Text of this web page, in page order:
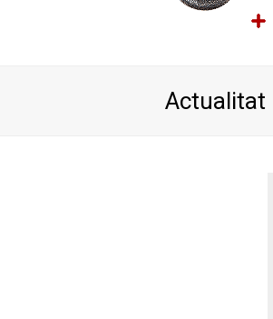
Actualitat